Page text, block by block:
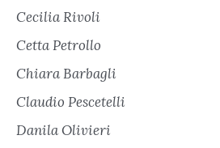
Cecilia Rivoli
Cetta Petrollo
Chiara Barbagli
Claudio Pescetelli
Danila Olivieri